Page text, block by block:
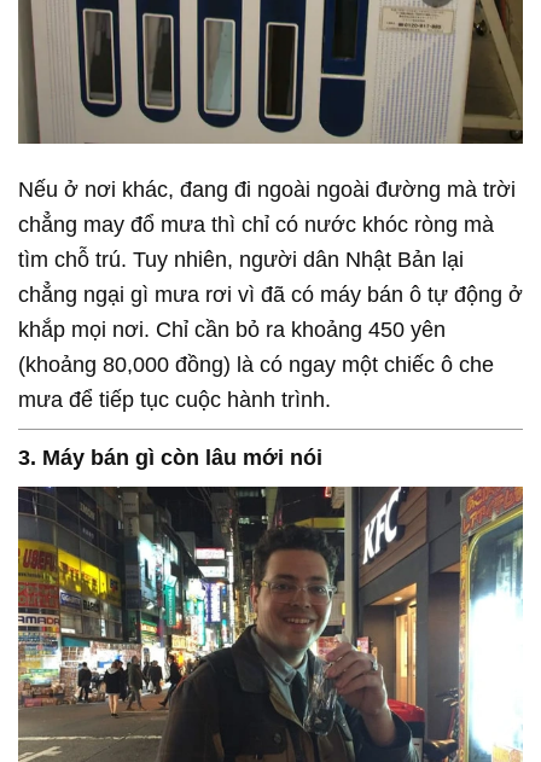
Nếu ở nơi khác, đang đi ngoài ngoài đường mà trời
chẳng may đổ mưa thì chỉ có nước khóc ròng mà
tìm chỗ trú. Tuy nhiên, người dân Nhật Bản lại
chẳng ngại gì mưa rơi vì đã có máy bán ô tự động ở
khắp mọi nơi. Chỉ cần bỏ ra khoảng 450 yên
(khoảng 80,000 đồng) là có ngay một chiếc ô che
mưa để tiếp tục cuộc hành trình.
3. Máy bán gì còn lâu mới nói